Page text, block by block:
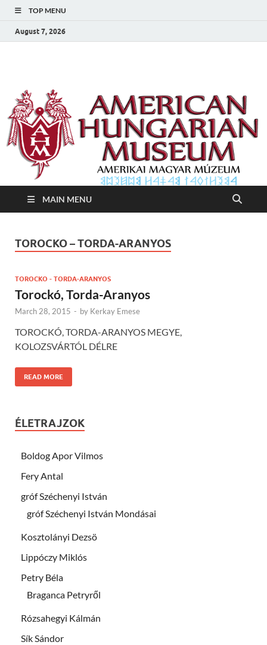
TOP MENU
August 7, 2026
Amerikai Magyar
Múzeum
MAIN MENU
TOROCKO – TORDA-ARANYOS
TOROCKO - TORDA-ARANYOS
Torockó, Torda-Aranyos
March 28, 2015 - by Kerkay Emese
TOROCKÓ, TORDA-ARANYOS MEGYE,
KOLOZSVÁRTÓL DÉLRE
READ MORE
ÉLETRAJZOK
Boldog Apor Vilmos
Fery Antal
gróf Széchenyi István
gróf Széchenyi István Mondásai
Kosztolányi Dezsö
Lippóczy Miklós
Petry Béla
Braganca Petryről
Rózsahegyi Kálmán
Sík Sándor